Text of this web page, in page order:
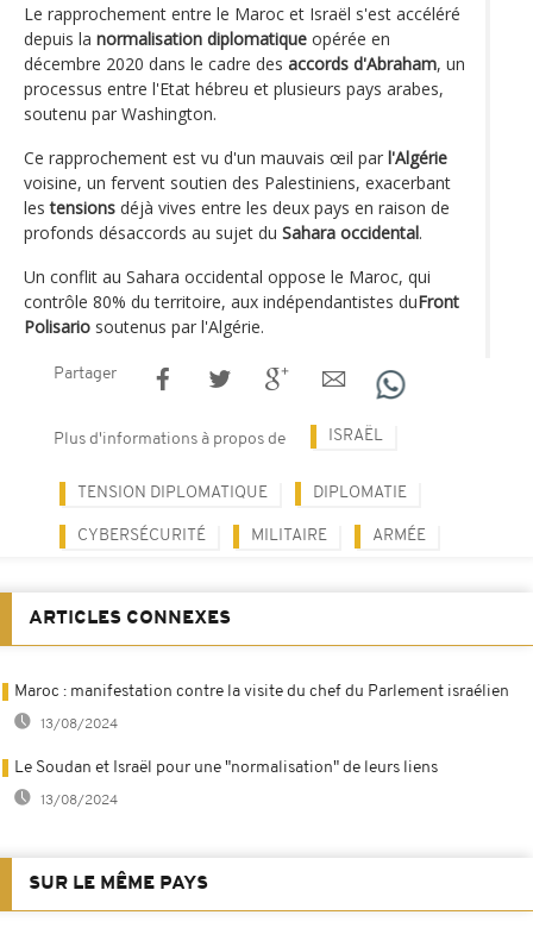
Le rapprochement entre le Maroc et Israël s'est accéléré
depuis la normalisation diplomatique opérée en
décembre 2020 dans le cadre des accords d'Abraham, un
processus entre l'Etat hébreu et plusieurs pays arabes,
soutenu par Washington.
Ce rapprochement est vu d'un mauvais œil par l'Algérie
voisine, un fervent soutien des Palestiniens, exacerbant
lestensions déjà vives entre les deux pays en raison de
profonds désaccords au sujet du Sahara occidental.
Un conflit au Sahara occidental oppose le Maroc, qui
contrôle 80% du territoire, aux indépendantistes duFront
Polisario soutenus par l'Algérie.
Partager
Plus d'informations à propos de ISRAËL
TENSION DIPLOMATIQUE DIPLOMATIE
CYBERSÉCURITÉ MILITAIRE ARMÉE
ARTICLES CONNEXES
Maroc : manifestation contre la visite du chef du Parlement israélien
13/08/2024
Le Soudan et Israël pour une "normalisation" de leurs liens
13/08/2024
SUR LE MÊME PAYS